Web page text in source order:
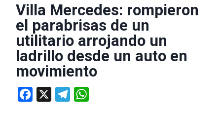
Villa Mercedes: rompieron
el parabrisas de un
utilitario arrojando un
ladrillo desde un auto en
movimiento
Facebook Telegram